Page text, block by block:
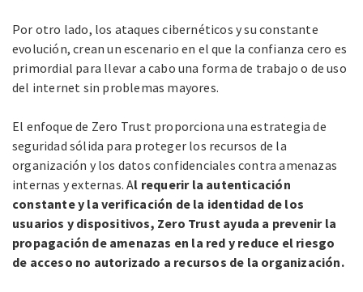
Por otro lado, los ataques cibernéticos y su constante
evolución, crean un escenario en el que la confianza cero es
primordial para llevar a cabo una forma de trabajo o de uso
del internet sin problemas mayores.
El enfoque de Zero Trust proporciona una estrategia de
seguridad sólida para proteger los recursos de la
organización y los datos confidenciales contra amenazas
internas y externas. Al requerir la autenticación
constante y la verificación de la identidad de los
usuarios y dispositivos, Zero Trust ayuda a prevenir la
propagación de amenazas en la red y reduce el riesgo
de acceso no autorizado a recursos de la organización.